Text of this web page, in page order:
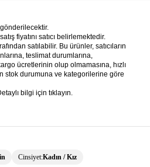
fiyatını satıcı belirlemektedir.
satılabilir. Bu ürünler, satıcıların
teslimat durumlarına,
ücretlerinin olup olmamasına, hızlı
stok durumuna ve kategorilerine göre
bilgi için tıklayın.
Cinsiyet:Kadın / Kız